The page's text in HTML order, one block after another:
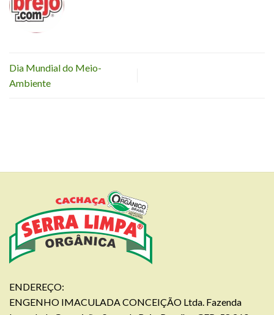
Dia Mundial do Meio-
Ambiente
ENDEREÇO:
ENGENHO IMACULADA CONCEIÇÃO Ltda. Fazenda